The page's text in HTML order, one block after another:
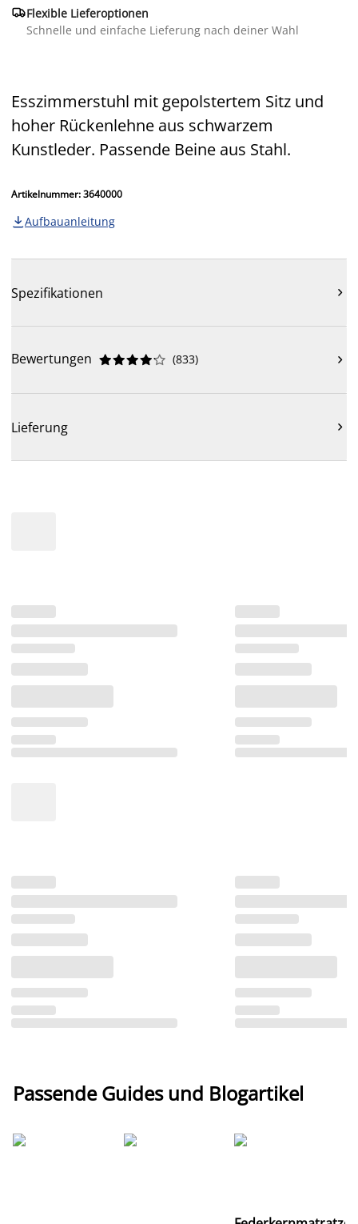
Flexible Lieferoptionen
Schnelle und einfache Lieferung nach deiner Wahl
Esszimmerstuhl mit gepolstertem Sitz und
hoher Rückenlehne aus schwarzem
Kunstleder. Passende Beine aus Stahl.
Artikelnummer: 3640000
 Aufbauanleitung
Spezifikationen 
Bewertungen 




 (833) 
Lieferung 
Passende Guides und Blogartikel